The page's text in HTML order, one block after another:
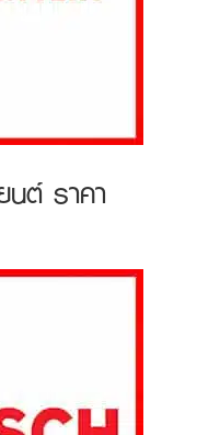
นต์ ราคา